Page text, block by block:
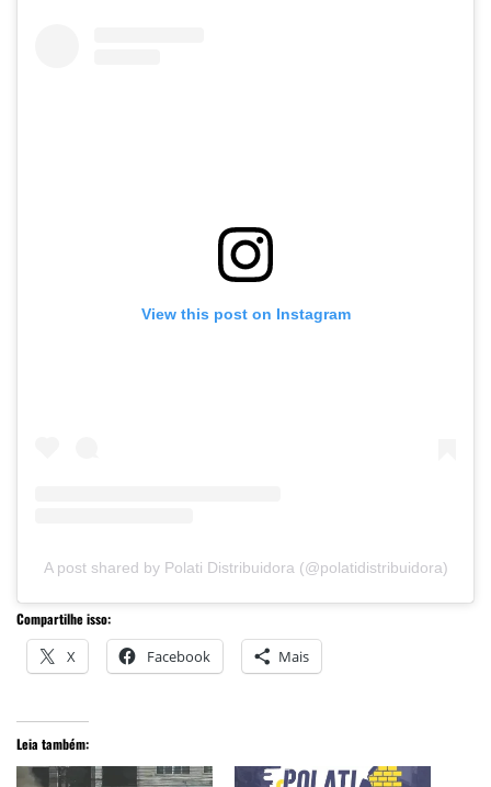
View this post on Instagram
A post shared by Polati Distribuidora (@polatidistribuidora)
Compartilhe isso:
X Facebook Mais
Leia também: